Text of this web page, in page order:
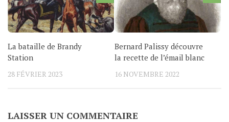
La bataille de Brandy
Station
28 FÉVRIER 2023
Bernard Palissy découvre
la recette de l’émail blanc
16 NOVEMBRE 2022
LAISSER UN COMMENTAIRE